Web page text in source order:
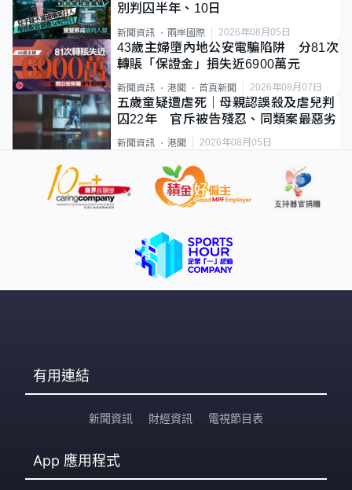
別判囚半年、10日
新聞資訊 兩岸國際 2026年08月05日
43歲主婦墮內地公安電騙陷阱 分81次
轉賬「保證金」損失近6900萬元
新聞資訊 港聞 首頁新聞 2026年08月07日
五歲童疑遭虐死｜母親認誤殺及虐兒判
囚22年 官斥被告殘忍、同類案最惡劣
新聞資訊 港聞 2026年08月05日
有用連結
新聞資訊 財經資訊 電視節目表
App 應用程式